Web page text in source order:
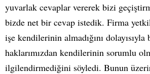
yuvarlak cevaplar vererek bizi
bizde net bir cevap istedik. Firma
işe kendilerinin almadığını dolayısıyla
haklarımızdan kendilerinin sorumlu
ilgilendirmediğini söyledi. Bunun